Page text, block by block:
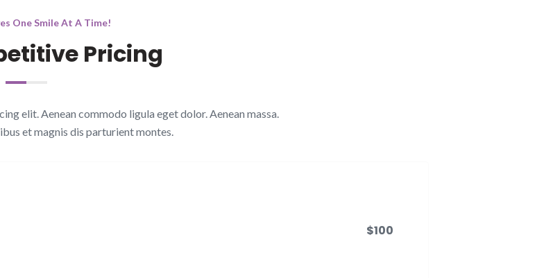
One Smile At A Time!
Pricing
elit. Aenean commodo ligula eget dolor. Aenean massa.
et magnis dis parturient montes.
$100